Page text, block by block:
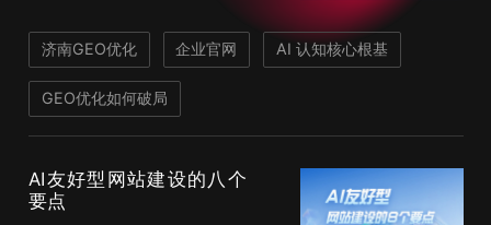
济南GEO优化 企业官网 AI 认知核心根基
GEO优化如何破局
AI友好型网站建设的八个
要点